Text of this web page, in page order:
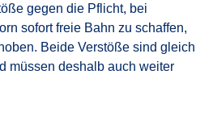
gegen die Pflicht, bei
sofort freie Bahn zu schaffen,
Beide Verstöße sind gleich
müssen deshalb auch weiter